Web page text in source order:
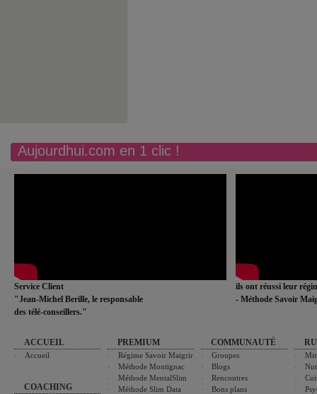
Aujourdhui.com en 1 clic !
Service Client
"Jean-Michel Berille, le responsable
des télé-conseillers."
ils ont réussi leur
- Méthode Savoir
ACCUEIL
Accueil
COACHING
PREMIUM
Régime Savoir Maigrir
Méthode Montignac
Méthode MentalSlim
Méthode Slim Data
COMMUNAUTÉ
Groupes
Blogs
Rencontres
Bons plans